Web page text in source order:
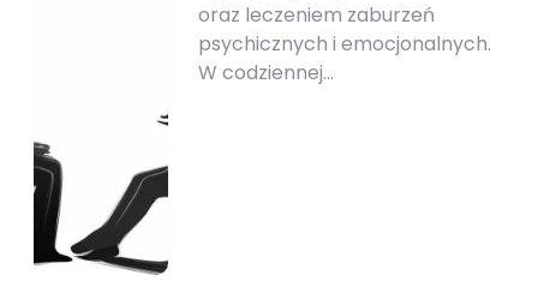
oraz leczeniem zaburzeń
psychicznych i emocjonalnych.
W codziennej…